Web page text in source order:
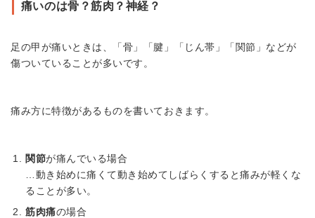
痛いのは骨？筋肉？神経？
足の甲が痛いときは、「骨」「腱」「じん帯」「関節」などが
傷ついていることが多いです。
痛み方に特徴があるものを書いておきます。
関節が痛んでいる場合
…動き始めに痛くて動き始めてしばらくすると痛みが軽くな
ることが多い。
筋肉痛の場合